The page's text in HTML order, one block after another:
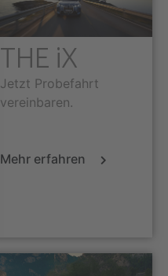
THE iX
Jetzt Probefahrt
vereinbaren.
Mehr erfahren